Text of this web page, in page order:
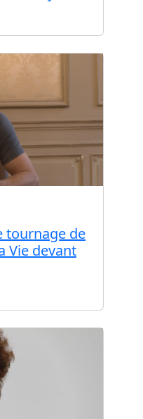
tournage de
Vie devant